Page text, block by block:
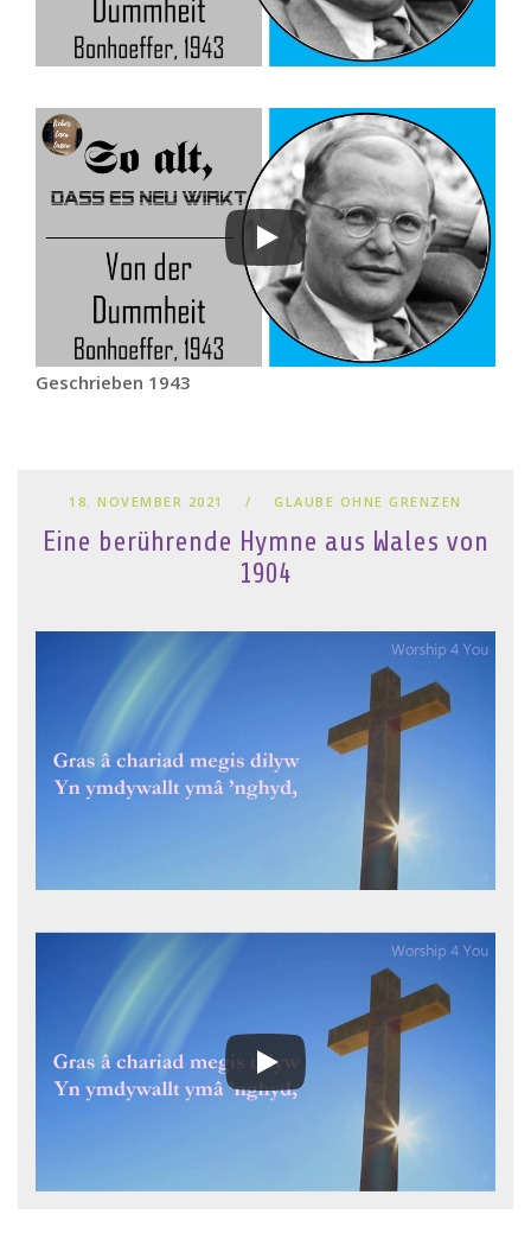
Geschrieben 1943
18. NOVEMBER 2021 GLAUBE OHNE GRENZEN
Eine berührende Hymne aus Wales von
1904